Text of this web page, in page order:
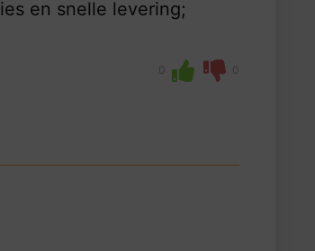
en snelle levering;
0 0